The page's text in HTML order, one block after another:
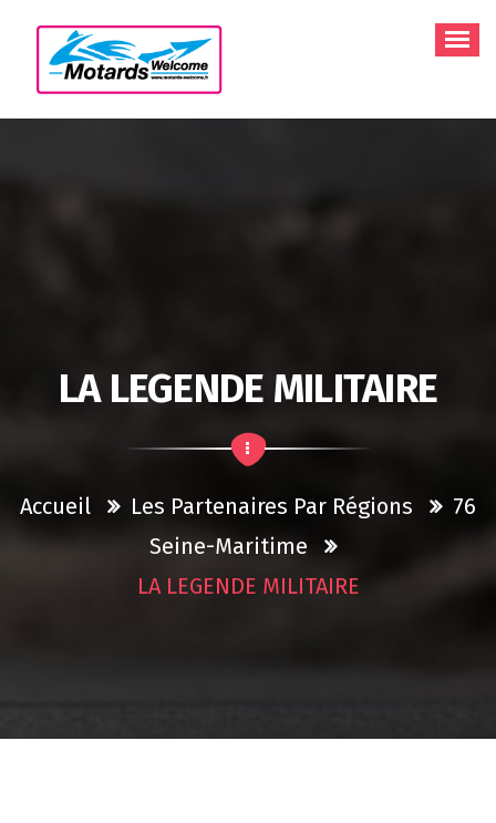
contenu
LA LEGENDE MILITAIRE
Accueil Les Partenaires Par Régions
76
Seine-Maritime
LA LEGENDE MILITAIRE